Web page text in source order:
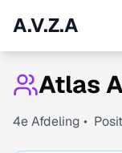
A.V.Z.A
Atlas
4e Afdeling •